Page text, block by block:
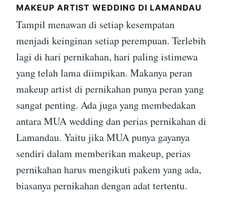
MAKEUP ARTIST WEDDING DI LAMANDAU
Tampil menawan di setiap kesempatan
menjadi keinginan setiap perempuan. Terlebih
lagi di hari pernikahan, hari paling istimewa
yang telah lama diimpikan. Makanya peran
makeup artist di pernikahan punya peran yang
sangat penting. Ada juga yang membedakan
antara MUA wedding dan perias pernikahan di
Lamandau. Yaitu jika MUA punya gayanya
sendiri dalam memberikan makeup, perias
pernikahan harus mengikuti pakem yang ada,
biasanya pernikahan dengan adat tertentu.